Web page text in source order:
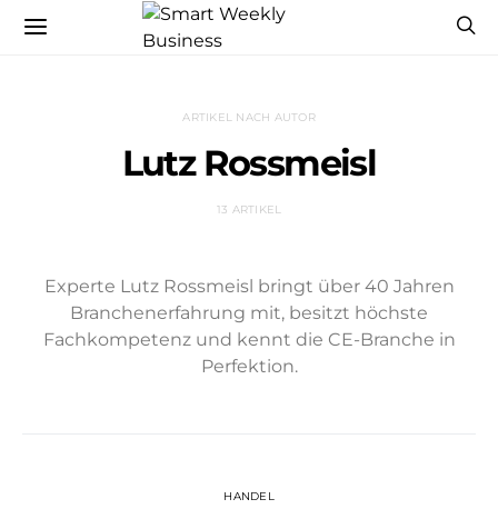
ARTIKEL NACH AUTOR
Lutz Rossmeisl
13 ARTIKEL
Experte Lutz Rossmeisl bringt über 40 Jahren
Branchenerfahrung mit, besitzt höchste
Fachkompetenz und kennt die CE-Branche in
Perfektion.
HANDEL